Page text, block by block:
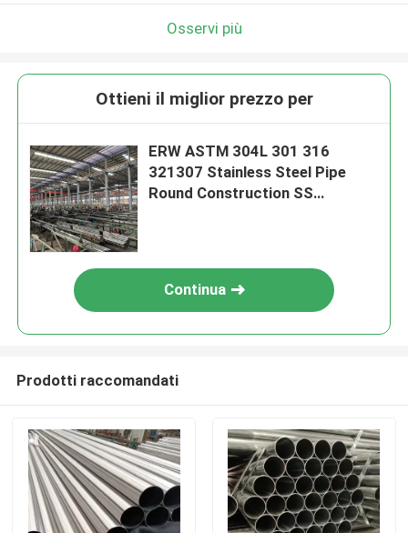
Osservi più
Ottieni il miglior prezzo per
ERW ASTM 304L 301 316
321307 Stainless Steel Pipe
Round Construction SS
Continua
Prodotti raccomandati